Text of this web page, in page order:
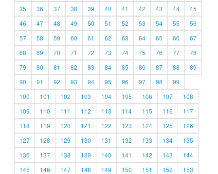
35
36 37 38 39 40 41 42 43 44
45
46
47 48 49 50 51 52 53 54 55
56
57
58 59 60 61 62 63 64 65 66
67
68
69 70 71 72 73 74 75 76 77
78
79
80 81 82 83 84 85 86 87 88
89
90
91 92 93 94 95 96 97 98
99
100
101 102 103 104 105 106 107
108
109
110 111 112 113 114 115 116
117
118
119 120 121 122 123 124 125
126
127
128 129 130 131 132 133 134
135
136
137 138 139 140 141 142 143
144
145
146 147 148 149 150 151 152
153